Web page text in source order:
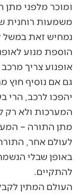
ומוכר מלפני
משמעות רוחנית
נמחיש זאת במשל
הוספת מנוע
אופנוע צריך
גם אם נוסיף חוץ
יהפכו לרכב, הרי
המערכות ולא רק
מתן התורה –
לעולם אחר,
באופן שבלי
להתקיים.
העולם המתין